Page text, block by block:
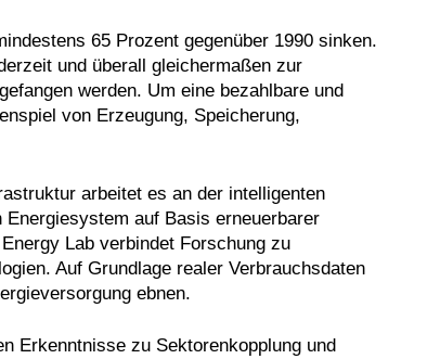
65 Prozent gegenüber 1990 sinken.
und überall gleichermaßen zur
werden. Um eine bezahlbare und
von Erzeugung, Speicherung,
arbeitet es an der intelligenten
auf Basis erneuerbarer
Lab verbindet Forschung zu
Auf Grundlage realer Verbrauchsdaten
ebnen.
Erkenntnisse zu Sektorenkopplung und